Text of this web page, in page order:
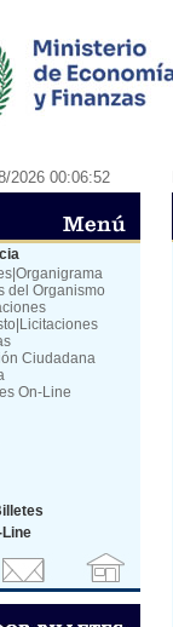
2026 00:06:52
del Organismo
Ciudadana
On-Line